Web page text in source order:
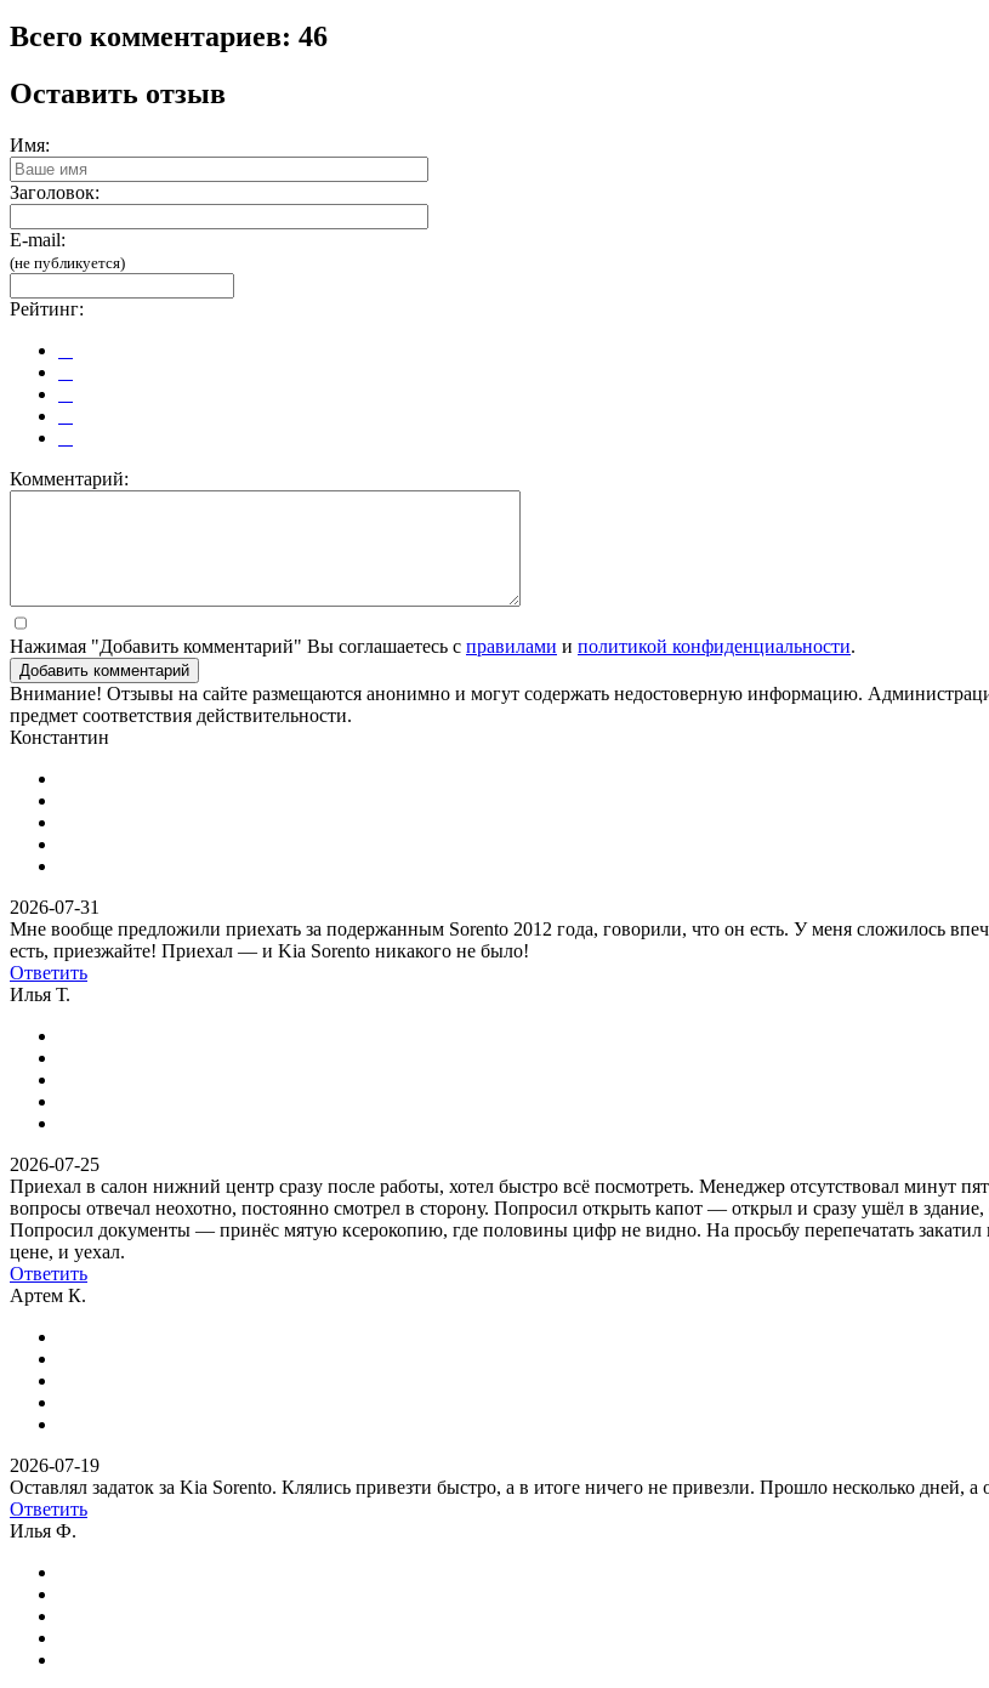
Всего комментариев: 46
Оставить отзыв
Имя:
Заголовок:
E-mail:
(не публикуется)
Рейтинг:
Комментарий:
Нажимая "Добавить комментарий" Вы соглашаетесь с правилами и политикой конфиденциальности.
Добавить комментарий
Внимание! Отзывы на сайте размещаются анонимно и могут содержать недостоверную информацию.
предмет соответствия действительности.
Константин
2026-07-31
Мне вообще предложили приехать за подержанным Sorento 2012 года, говорили, что он есть. У меня сложилось
есть, приезжайте! Приехал — и Kia Sorento никакого не было!
Ответить
Илья Т.
2026-07-25
Приехал в салон нижний центр сразу после работы, хотел быстро всё посмотреть. Менеджер отсутствовал минут
вопросы отвечал неохотно, постоянно смотрел в сторону. Попросил открыть капот — открыл и сразу ушёл в
Попросил документы — принёс мятую ксерокопию, где половины цифр не видно. На просьбу перепечатать закатил
цене, и уехал.
Ответить
Артем К.
2026-07-19
Оставлял задаток за Kia Sorento. Клялись привезти быстро, а в итоге ничего не привезли. Прошло несколько дней,
Ответить
Илья Ф.